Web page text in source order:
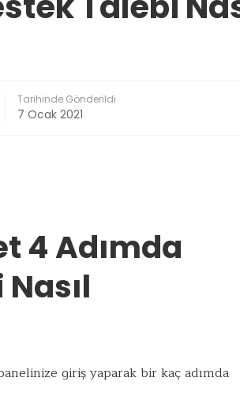
Tarihinde Gönderildi
7 Ocak 2021
4 Adımda
giriş yaparak bir kaç adımda